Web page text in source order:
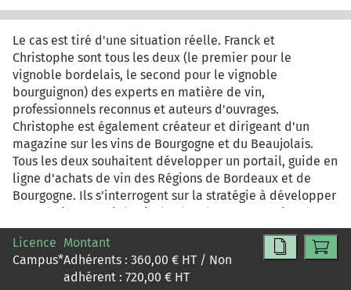
Le cas est tiré d'une situation réelle. Franck et
Christophe sont tous les deux (le premier pour le
vignoble bordelais, le second pour le vignoble
bourguignon) des experts en matière de vin,
professionnels reconnus et auteurs d'ouvrages.
Christophe est également créateur et dirigeant d'un
magazine sur les vins de Bourgogne et du Beaujolais.
Tous les deux souhaitent développer un portail, guide en
ligne d'achats de vin des Régions de Bordeaux et de
Bourgogne. Ils s'interrogent sur la stratégie à développer
et souhaitent avoir l'avis de chercheurs en gestion de
l'Université de Bordeaux. La première étape consiste à
établir un diagnostic. De manière originale, il est
proposé de convoquer le concept de Business Model et
plus particulièrement le modèle GRP (développé par
Licence
Campus*
Montant
Adhérents : 360,00 € HT / Non
adhérent : 720,00 € HT